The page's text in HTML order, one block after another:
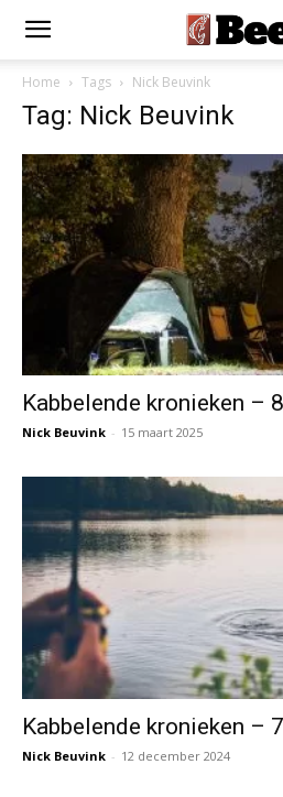
Home Tags Nick Beuvink
Tag: Nick Beuvink
Kabbelende kronieken – 8
Nick Beuvink - 15 maart 2025
Kabbelende kronieken – 7
Nick Beuvink - 12 december 2024